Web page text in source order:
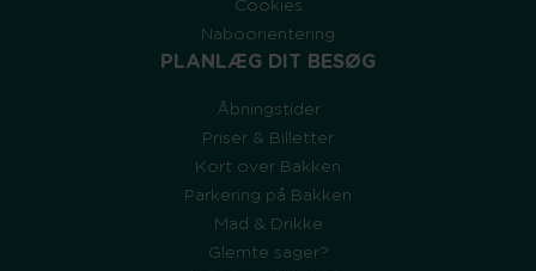
Cookies
Naboorientering
PLANLÆG DIT BESØG
Åbningstider
Priser & Billetter
Kort over Bakken
Parkering på Bakken
Mad & Drikke
Glemte sager?